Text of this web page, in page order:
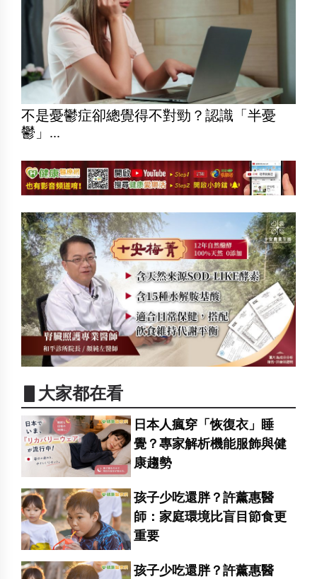
不是憂鬱症卻總覺得不對勁？認識「半憂
鬱」...
▋大家都在看
日本人瘋穿「恢復衣」睡
覺？專家解析機能服飾與健
康趨勢
孩子少吃還胖？許薰惠醫
師：家庭環境比盲目節食更
重要
孩子少吃還胖？許薰惠醫